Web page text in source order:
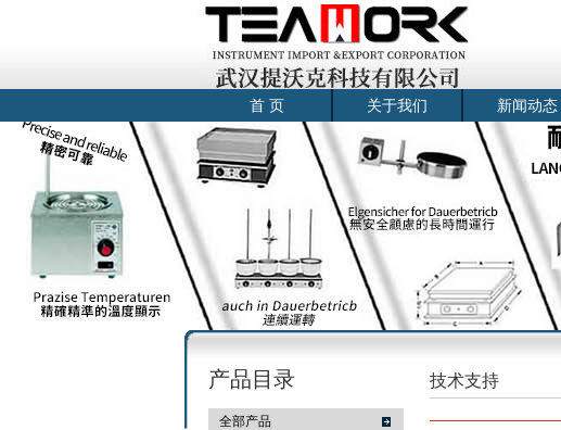
首 页 关于我们 新闻动态
产品目录
全部产品
技术支持